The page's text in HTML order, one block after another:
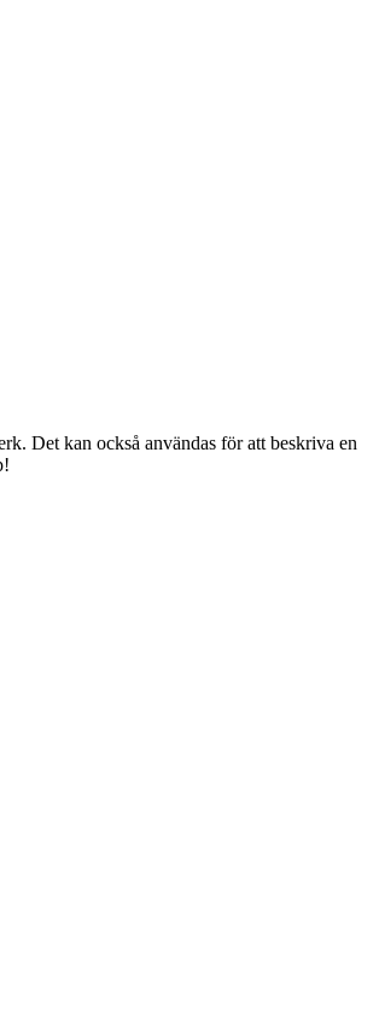
Det kan också användas för att beskriva en